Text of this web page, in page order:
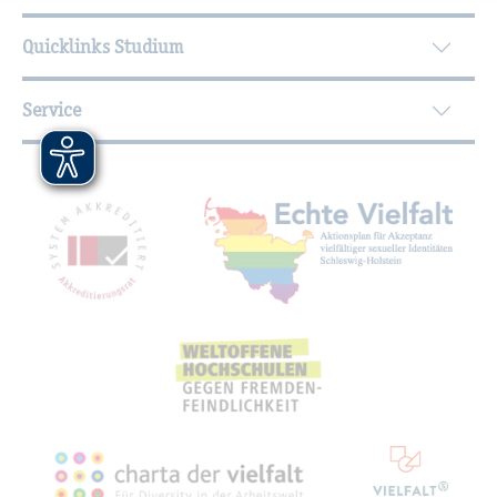
Quicklinks Studium
Service
Mit­glied­schaf­ten,